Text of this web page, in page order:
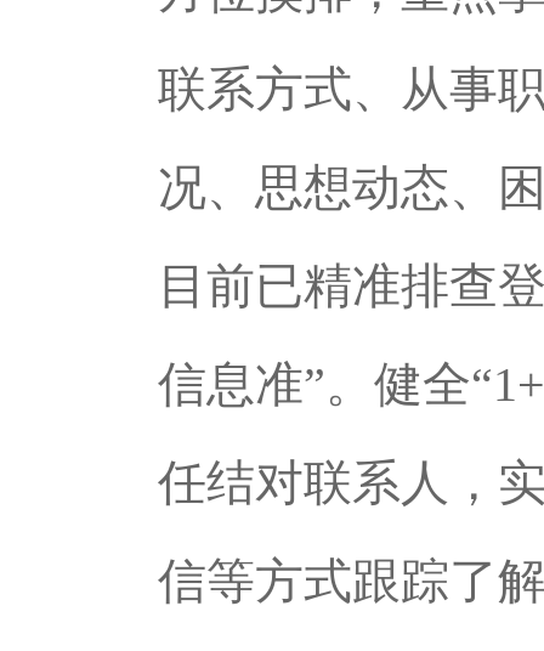
联系方式、从事
况、思想动态、
目前已精准排查
信息准”。健全
任结对联系人，
信等方式跟踪了